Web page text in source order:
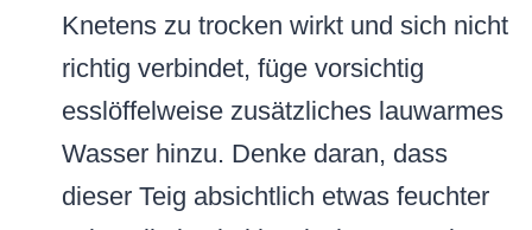
Knetens zu trocken wirkt und sich nicht
richtig verbindet, füge vorsichtig
esslöffelweise zusätzliches lauwarmes
Wasser hinzu. Denke daran, dass
dieser Teig absichtlich etwas feuchter